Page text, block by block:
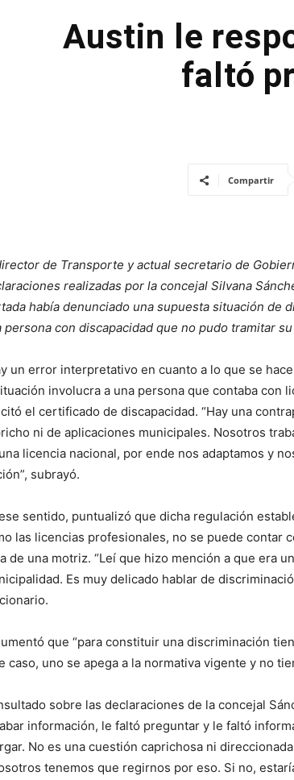
Austin le
faltó
Compartir
de Transporte y actual secretario de
realizadas por la concejal Silvana
había denunciado una supuesta situación de
persona con discapacidad que no pudo tramitar
un error interpretativo en cuanto a lo que se
involucra a una persona que contaba con
el certificado de discapacidad. “Hay una
ni de aplicaciones municipales. Nosotros
licencia nacional, por ende nos adaptamos y
subrayó.
sentido, puntualizó que dicha regulación
las licencias profesionales, no se puede contar
de una motriz. “Leí que hizo mención a que era
Es muy delicado hablar de
que “para constituir una discriminación
caso, uno se apega a la normativa vigente y no
sobre las declaraciones de la concejal
información, le faltó preguntar y le faltó
No es una cuestión caprichosa ni
tenemos que regirnos por eso. Si no,